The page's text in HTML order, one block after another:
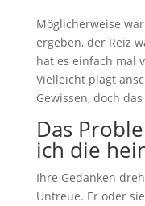
Möglicherweise
ergeben, der Reiz
hat es einfach mal
Vielleicht plagt
Gewissen, doch
Das
ich die
Ihre Gedanken
Untreue. Er oder